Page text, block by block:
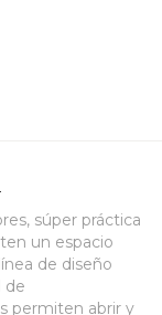
súper práctica
un espacio
de diseño
de
permiten abrir y